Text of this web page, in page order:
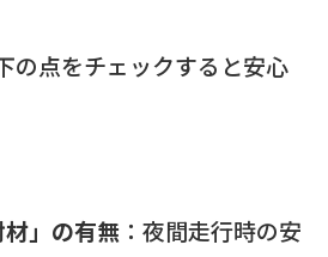
の点をチェックすると安心
」の有無 ：夜間走行時の安